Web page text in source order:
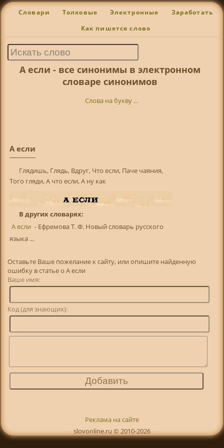
Словари Толковые Электронные Заработать
Как пишется слово
А если - все синонимы в электронном
словаре синонимов
Слова на букву ...
А если
Глядишь, Глядь, Вдруг, Что если, Паче чаяния,
Того гляди, А что если, А ну как
В других словарях:
А если - Ефремова Т. Ф. Новый словарь русского
языка ...
Оставьте Ваше пожелание к сайту, или опишите найденную
ошибку в статье о А если
Ваше имя:
Код (для знающих):
Реклама на сайте
slovonline.ru © 2010-2026